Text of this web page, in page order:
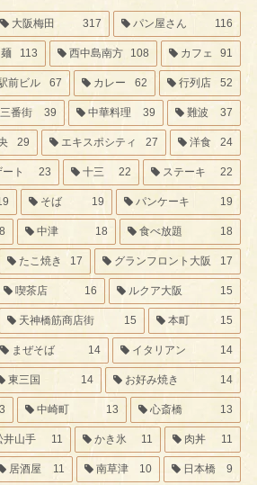
大阪梅田 317 パン屋さん 116
113 西中島南方 108 カフェ 91
前ビル 67 カレー 62 行列店 52
番街 39 中華料理 39 難波 37
29 エキスポシティ 27 洋食 24
ト 23 十三 22 ステーキ 22
そば 19 パンケーキ 19
中津 18 食べ放題 18
たこ焼き 17 グランフロント大阪 17
喫茶店 16 ルクア大阪 15
天神橋筋商店街 15 本町 15
まぜそば 14 イタリアン 14
東三国 14 お好み焼き 14
中崎町 13 心斎橋 13
山手 11 かき氷 11 肉丼 11
居酒屋 11 南草津 10 日本橋 9